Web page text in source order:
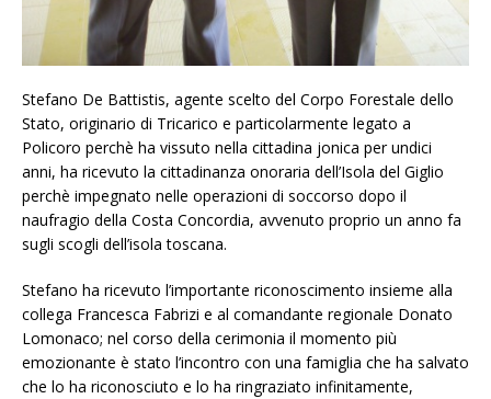
Stefano De Battistis, agente scelto del Corpo Forestale dello
Stato, originario di Tricarico e particolarmente legato a
Policoro perchè ha vissuto nella cittadina jonica per undici
anni, ha ricevuto la cittadinanza onoraria dell’Isola del Giglio
perchè impegnato nelle operazioni di soccorso dopo il
naufragio della Costa Concordia, avvenuto proprio un anno fa
sugli scogli dell’isola toscana.
Stefano ha ricevuto l’importante riconoscimento insieme alla
collega Francesca Fabrizi e al comandante regionale Donato
Lomonaco; nel corso della cerimonia il momento più
emozionante è stato l’incontro con una famiglia che ha salvato
che lo ha riconosciuto e lo ha ringraziato infinitamente,